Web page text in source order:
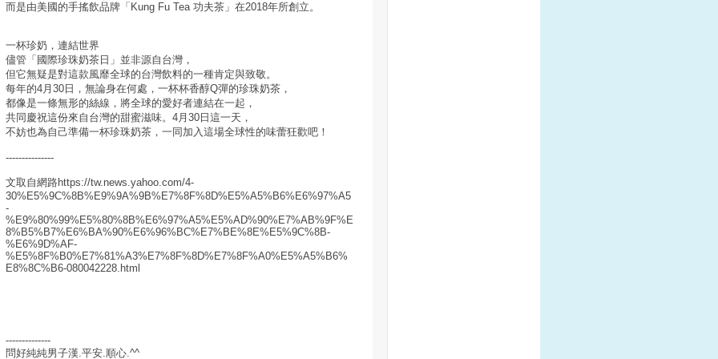
而是由美國的手搖飲品牌「Kung Fu Tea 功夫茶」在2018年所創立。
一杯珍奶，連結世界
儘管「國際珍珠奶茶日」並非源自台灣，
但它無疑是對這款風靡全球的台灣飲料的一種肯定與致敬。
每年的4月30日，無論身在何處，一杯杯香醇Q彈的珍珠奶茶，
都像是一條無形的絲線，將全球的愛好者連結在一起，
共同慶祝這份來自台灣的甜蜜滋味。4月30日這一天，
不妨也為自己準備一杯珍珠奶茶，一同加入這場全球性的味蕾狂歡吧！
---------------
文取自網路https://tw.news.yahoo.com/4-
30%E5%9C%8B%E9%9A%9B%E7%8F%8D%E5%A5%B6%E6%97%A5
-
%E9%80%99%E5%80%8B%E6%97%A5%E5%AD%90%E7%AB%9F%E
8%B5%B7%E6%BA%90%E6%96%BC%E7%BE%8E%E5%9C%8B-
%E6%9D%AF-
%E5%8F%B0%E7%81%A3%E7%8F%8D%E7%8F%A0%E5%A5%B6%
E8%8C%B6-080042228.html
--------------
問好純純男子漢.平安.順心.^^